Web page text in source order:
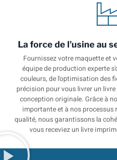
La force de l'usine au
Fournissez votre maquette et
équipe de production experte
couleurs, de l'optimisation des
précision pour vous livrer un
conception originale. Grâce à
importante et à nos processus
qualité, nous garantissons la
vous receviez un livre